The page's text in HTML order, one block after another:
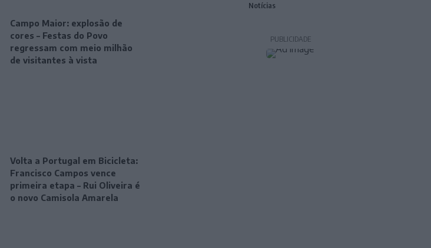
Campo Maior: explosão de
cores – Festas do Povo
regressam com meio milhão
de visitantes à vista
Volta a Portugal em Bicicleta:
Francisco Campos vence
primeira etapa – Rui Oliveira é
o novo Camisola Amarela
Notícias
PUBLICIDADE